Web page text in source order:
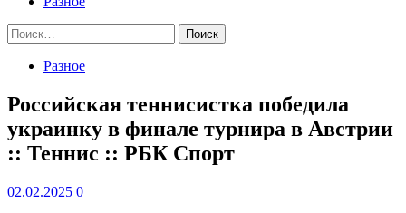
Найти:
Разное
Российская теннисистка победила
украинку в финале турнира в Австрии
:: Теннис :: РБК Спорт
02.02.2025 0